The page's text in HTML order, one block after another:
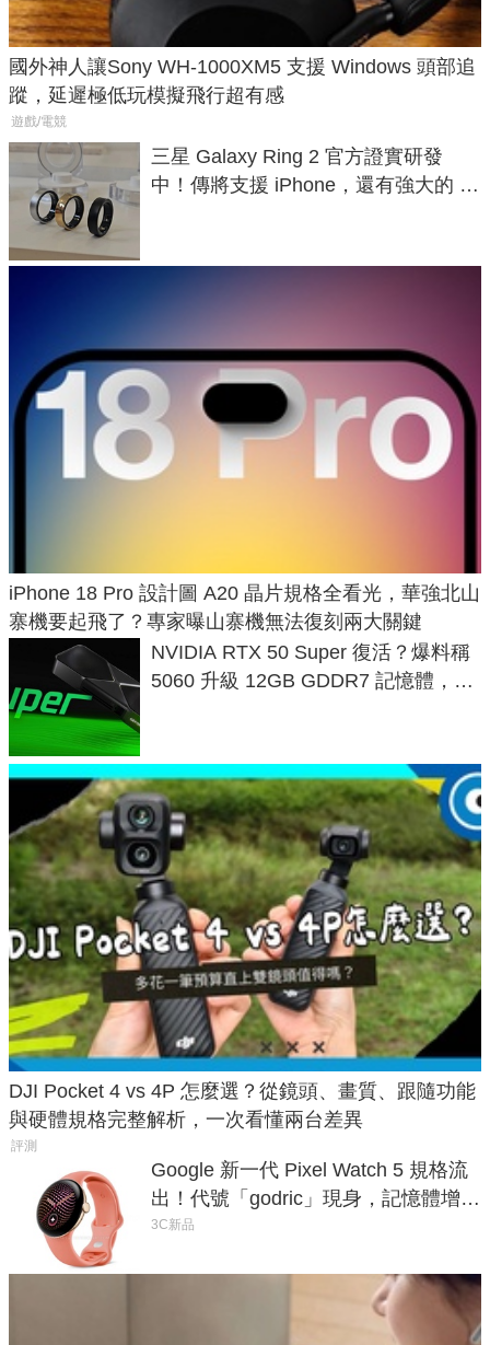
國外神人讓Sony WH-1000XM5 支援 Windows 頭部追
蹤，延遲極低玩模擬飛行超有感
遊戲/電競
三星 Galaxy Ring 2 官方證實研發
中！傳將支援 iPhone，還有強大的 AI
iPhone 18 Pro 設計圖 A20 晶片規格全看光，華強北山
寨機要起飛了？專家曝山寨機無法復刻兩大關鍵
NVIDIA RTX 50 Super 復活？爆料稱
5060 升級 12GB GDDR7 記憶體，這
DJI Pocket 4 vs 4P 怎麼選？從鏡頭、畫質、跟隨功能
與硬體規格完整解析，一次看懂兩台差異
評測
Google 新一代 Pixel Watch 5 規格流
出！代號「godric」現身，記憶體增強
鎖定 AI 應用
3C新品